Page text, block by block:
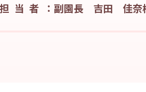
担当者： 副園長 吉田 佳奈